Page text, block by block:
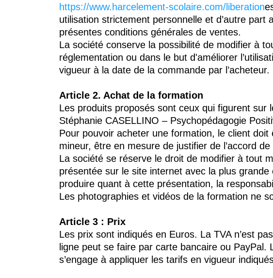
https://www.harcelement-scolaire.com/liberation
utilisation strictement personnelle et d’autre
présentes conditions générales de ventes.
La société conserve la possibilité de modifier à
réglementation ou dans le but d'améliorer
vigueur à la date de la commande par l’acheteur.
Article 2. Achat de la formation
Les produits proposés sont ceux qui figurent sur
Stéphanie CASELLINO – Psychopédagogie
Pour pouvoir acheter une formation, le client doit
mineur, être en mesure de justifier de l’accord
La société se réserve le droit de modifier à tout
présentée sur le site internet avec la plus
produire quant à cette présentation, la
Les photographies et vidéos de la formation ne
Article 3 : Prix
Les prix sont indiqués en Euros. La TVA n’est
ligne peut se faire par carte bancaire ou
s’engage à appliquer les tarifs en vigueur